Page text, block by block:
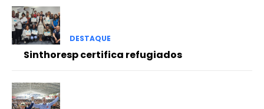
DESTAQUE
Sinthoresp certifica refugiados